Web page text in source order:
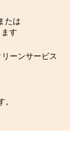
たは
す
リーンサービス